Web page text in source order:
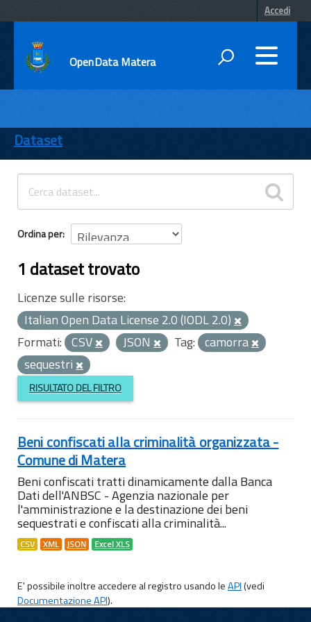
Accedi
OpenData Matera
ENTI
TEMI
INFORMAZIONI
Dataset
Ordina per
1 dataset trovato
Licenze sulle risorse:
Italian Open Data License 2.0 (IODL 2.0)
Formati: CSV JSON Tag: camorra
sequestri
RISULTATO DEL FILTRO
Beni confiscati alla criminalità organizzata -
Comune di Matera
Beni confiscati tratti dinamicamente dalla Banca
Dati dell'ANBSC - Agenzia nazionale per
l'amministrazione e la destinazione dei beni
sequestrati e confiscati alla criminalità...
CSV XML JSON Excel XLS
E' possibile inoltre accedere al registro usando leAPI(vedi
Documentazione API).